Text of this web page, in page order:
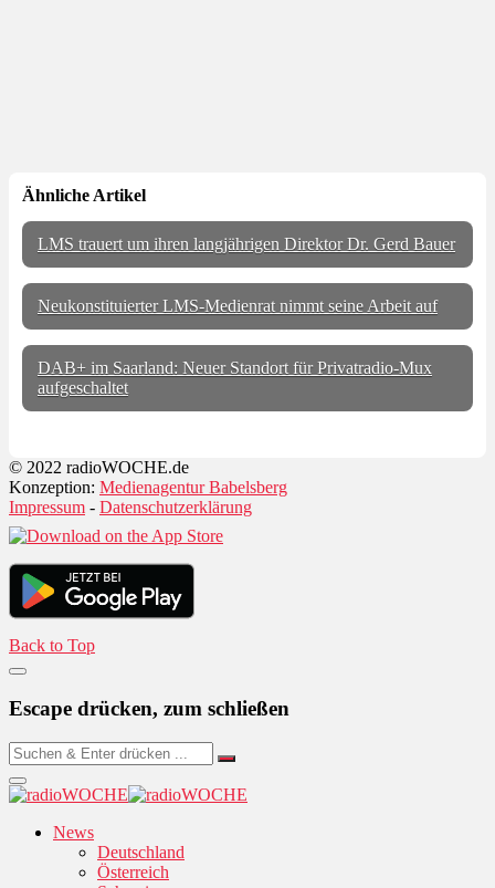
Ähnliche Artikel
LMS trauert um ihren langjährigen Direktor Dr. Gerd Bauer
Neukonstituierter LMS-Medienrat nimmt seine Arbeit auf
DAB+ im Saarland: Neuer Standort für Privatradio-Mux
aufgeschaltet
© 2022 radioWOCHE.de
Konzeption: Medienagentur Babelsberg
Impressum - Datenschutzerklärung
Back to Top
Escape drücken, zum schließen
News
Deutschland
Österreich